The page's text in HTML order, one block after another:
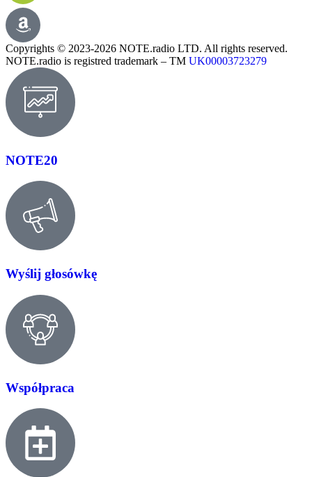
Copyrights © 2023-2026 NOTE.radio LTD. All rights reserved.
NOTE.radio is registred trademark – TM UK00003723279
NOTE20
Wyślij głosówkę
Współpraca